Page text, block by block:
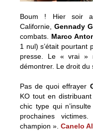
Boum ! Hier soir
Californie, Gennady
combats. Marco
1 nul) s’était pourtant
presse. Le « vrai »
démontrer. Le droit du
Pas de quoi effrayer
KO tout en
chic type qui
prochaines victimes.
champion ». Canelo